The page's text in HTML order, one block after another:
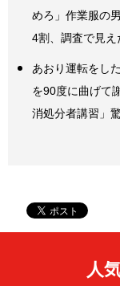
めろ」作業服の
4割、調査で見え
あおり運転をし
を90度に曲げて
消処分者講習」
人